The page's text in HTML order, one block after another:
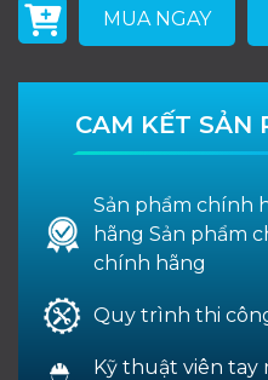
MUA NGAY
CAM KẾT SẢN
Sản phẩm chính
hãng Sản phẩm
chính hãng
Quy trình thi
Kỹ thuật viên tay